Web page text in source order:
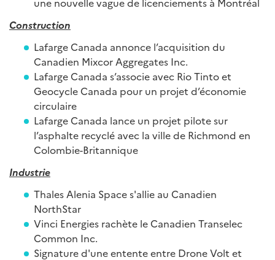
Construction
Lafarge Canada annonce l’acquisition du
Canadien Mixcor Aggregates Inc.
Lafarge Canada s’associe avec Rio Tinto et
Geocycle Canada pour un projet d’économie
circulaire
Lafarge Canada lance un projet pilote sur
l’asphalte recyclé avec la ville de Richmond en
Colombie-Britannique
Industrie
Thales Alenia Space s'allie au Canadien
NorthStar
Vinci Energies rachète le Canadien Transelec
Common Inc.
Signature d'une entente entre Drone Volt et